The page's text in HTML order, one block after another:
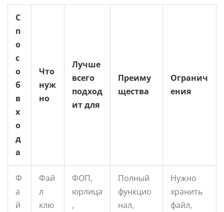
С
п
о
с
о
б
в
х
о
д
а
Что
нуж
но
Лучше
всего
подход
ит для
Преиму
щества
Огранич
ения
Ф
а
й
Фай
л
клю
ФОП,
юрлица
,
Полный
функцио
нал,
Нужно
хранить
файл,